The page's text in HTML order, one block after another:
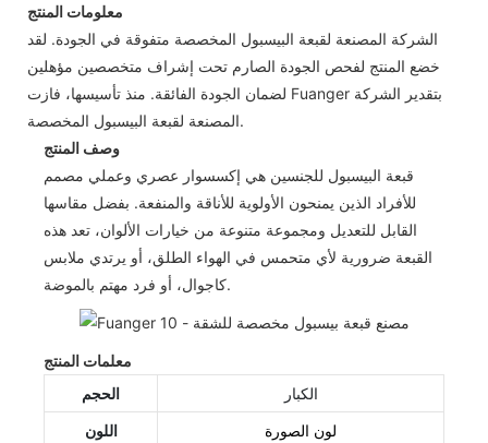
معلومات المنتج
الشركة المصنعة لقبعة البيسبول المخصصة متفوقة في الجودة. لقد
خضع المنتج لفحص الجودة الصارم تحت إشراف متخصصين مؤهلين
لضمان الجودة الفائقة. منذ تأسيسها، فازت Fuanger بتقدير الشركة
المصنعة لقبعة البيسبول المخصصة.
وصف المنتج
قبعة البيسبول للجنسين هي إكسسوار عصري وعملي مصمم
للأفراد الذين يمنحون الأولوية للأناقة والمنفعة. بفضل مقاسها
القابل للتعديل ومجموعة متنوعة من خيارات الألوان، تعد هذه
القبعة ضرورية لأي متحمس في الهواء الطلق، أو يرتدي ملابس
كاجوال، أو فرد مهتم بالموضة.
معلمات المنتج
الحجم
الكبار
اللون
لون الصورة